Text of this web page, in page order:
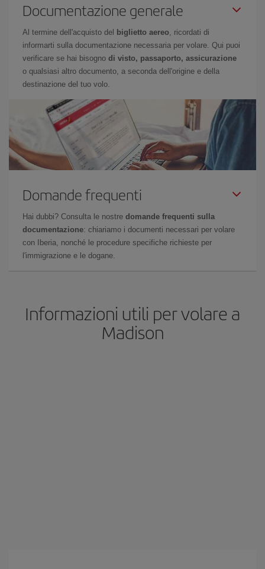
Documentazione generale
Al termine dell'acquisto del biglietto aereo, ricordati di
informarti sulla documentazione necessaria per volare. Qui puoi
verificare se hai bisogno di visto, passaporto, assicurazione
o qualsiasi altro documento, a seconda dell'origine e della
destinazione del tuo volo.
Domande frequenti
Hai dubbi? Consulta le nostre domande frequenti sulla
documentazione: chiariamo i documenti necessari per volare
con Iberia, nonché le procedure specifiche richieste per
l'immigrazione e le dogane.
Informazioni utili per volare a
Madison